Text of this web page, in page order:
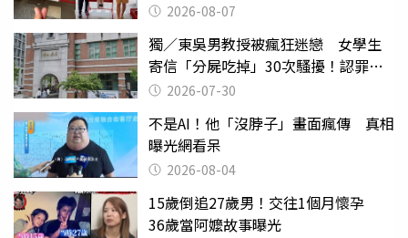
2026-08-07
獨／東吳男教授被瘋狂迷戀 女學生
寄信「分屍吃掉」30次騷擾！認罪免
關 2026-07-30
不是AI！他「沒脖子」畫面瘋傳 真相
曝光網看呆
2026-08-04
15歲倒追27歲男！交往1個月懷孕
36歲當阿嬤故事曝光